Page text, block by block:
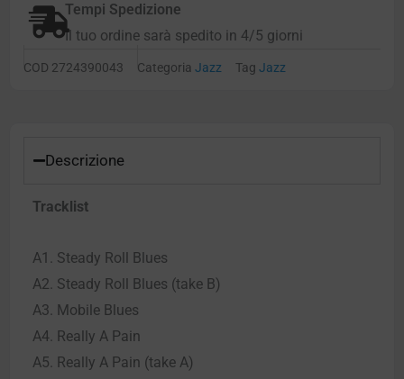
Tempi Spedizione
Il tuo ordine sarà spedito in 4/5 giorni
COD 2724390043 Categoria Jazz Tag Jazz
Descrizione
Tracklist
A1. Steady Roll Blues
A2. Steady Roll Blues (take B)
A3. Mobile Blues
A4. Really A Pain
A5. Really A Pain (take A)